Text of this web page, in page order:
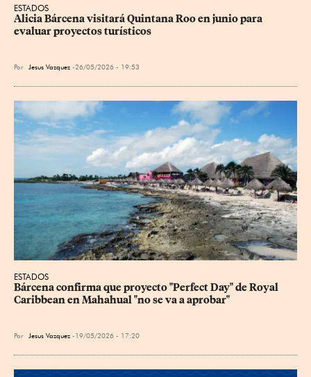
ESTADOS
Alicia Bárcena visitará Quintana Roo en junio para
evaluar proyectos turísticos
Por Jesus Vazquez 26/05/2026 - 19:53
ESTADOS
Bárcena confirma que proyecto "Perfect ⁠Day" de Royal
Caribbean en Mahahual "no se va a aprobar"
Por Jesus Vazquez 19/05/2026 - 17:20